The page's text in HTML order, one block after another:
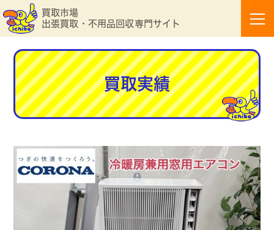
買取市場
出張買取・不用品回収専門サイト
買取実績